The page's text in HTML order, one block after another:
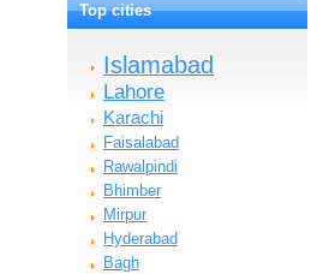
Top cities
Islamabad
Lahore
Karachi
Faisalabad
Rawalpindi
Bhimber
Mirpur
Hyderabad
Bagh